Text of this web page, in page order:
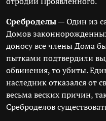
Среброделы— Один из
Домов
доносу все члены Дома
пытками подтвердили
обвинения, то убиты.
наследник отказался от
весьма веских причин,
Среброделов